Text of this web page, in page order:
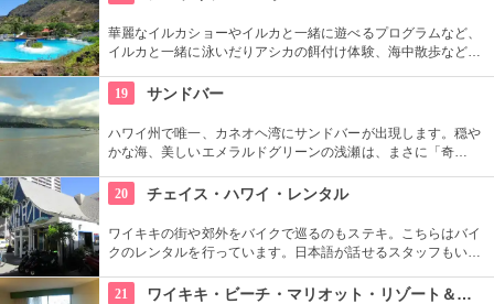
華麗なイルカショーやイルカと一緒に遊べるプログラムなど、
イルカと一緒に泳いだりアシカの餌付け体験、海中散歩など、
ヌイグルミやTシャツなどオリジナルグッズも人気です。
19 サンドバー
ハワイ州で唯一、カネオヘ湾にサンドバーが出現します。穏や
かな海、美しいエメラルドグリーンの浅瀬は、まさに「奇
ーが組まれているので、ぜひ利用してみて。
20 チェイス・ハワイ・レンタル
ワイキキの街や郊外をバイクで巡るのもステキ。こちらはバイ
クのレンタルを行っています。日本語が話せるスタッフもいる
のレンタルでも有名ですよ。
21 ワイキキ・ビーチ・マリオット・リゾート＆スパ